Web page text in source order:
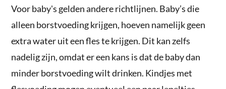
Voor baby's gelden andere richtlijnen. Baby’s die
alleen borstvoeding krijgen, hoeven namelijk geen
extra water uit een fles te krijgen. Dit kan zelfs
nadelig zijn, omdat er een kans is dat de baby dan
minder borstvoeding wilt drinken. Kindjes met